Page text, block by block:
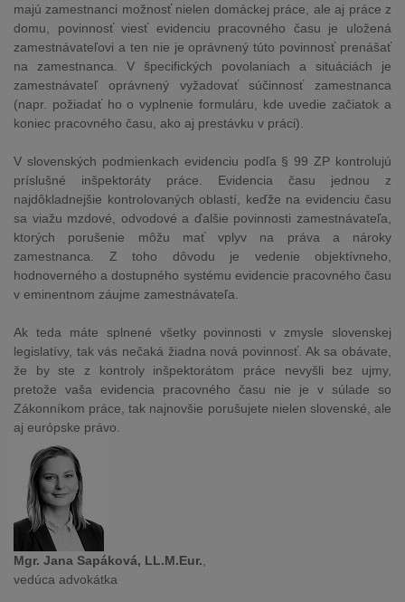
majú zamestnanci možnosť nielen domáckej práce, ale aj práce z
domu, povinnosť viesť evidenciu pracovného času je uložená
zamestnávateľovi a ten nie je oprávnený túto povinnosť prenášať
na zamestnanca. V špecifických povolaniach a situáciách je
zamestnávateľ oprávnený vyžadovať súčinnosť zamestnanca
(napr. požiadať ho o vyplnenie formuláru, kde uvedie začiatok a
koniec pracovného času, ako aj prestávku v práci).
V slovenských podmienkach evidenciu podľa § 99 ZP kontrolujú
príslušné inšpektoráty práce. Evidencia času jednou z
najdôkladnejšie kontrolovaných oblastí, keďže na evidenciu času
sa viažu mzdové, odvodové a ďalšie povinnosti zamestnávateľa,
ktorých porušenie môžu mať vplyv na práva a nároky
zamestnanca. Z toho dôvodu je vedenie objektívneho,
hodnoverného a dostupného systému evidencie pracovného času
v eminentnom záujme zamestnávateľa.
Ak teda máte splnené všetky povinnosti v zmysle slovenskej
legislatívy, tak vás nečaká žiadna nová povinnosť. Ak sa obávate,
že by ste z kontroly inšpektorátom práce nevyšli bez ujmy,
pretože vaša evidencia pracovného času nie je v súlade so
Zákonníkom práce, tak najnovšie porušujete nielen slovenské, ale
aj európske právo.
Mgr. Jana Sapáková, LL.M.Eur.
vedúca advokátka